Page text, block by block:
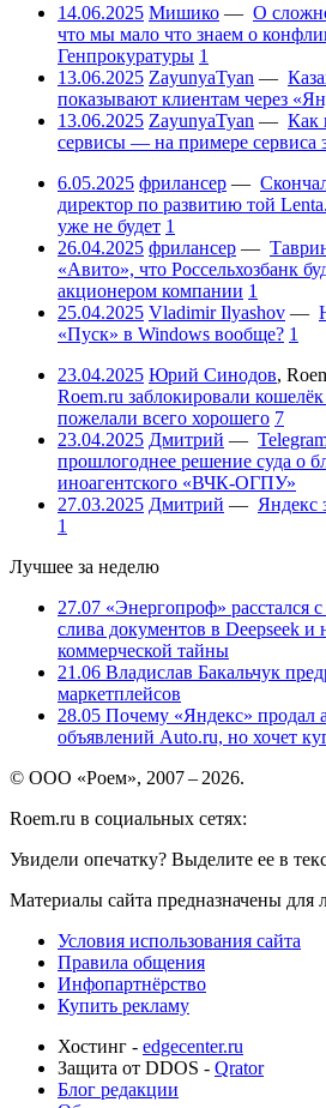
14.06.2025 Мишико — О
что мы мало что знаем о
Генпрокуратуры 1
13.06.2025 ZayunyaTyan —
показывают клиентам через
13.06.2025 ZayunyaTyan — Как
сервисы — на примере сервиса
6.05.2025 фрилансер —
директор по развитию той
уже не будет 1
26.04.2025 фрилансер —
«Авито», что Россельхозбанк
акционером компании 1
25.04.2025 Vladimir Ilyashov —
«Пуск» в Windows вообще? 1
23.04.2025 Юрий Синодов,
Roem.ru заблокировали
пожелали всего хорошего 7
23.04.2025 Дмитрий —
прошлогоднее решение суда о
иноагентского «ВЧК-ОГПУ»
27.03.2025 Дмитрий — Яндекс
1
Лучшее за неделю
27.07 «Энергопроф» расстался
слива документов в Deepseek
коммерческой тайны
21.06 Владислав Бакальчук
маркетплейсов
28.05 Почему «Яндекс» продал
объявлений Auto.ru, но хочет
© ООО «Роем», 2007 – 2026.
Roem.ru в социальных сетях:
Увидели опечатку? Выделите ее в
Материалы сайта предназначены для
Условия использования сайта
Правила общения
Инфопартнёрство
Купить рекламу
Хостинг - edgecenter.ru
Защита от DDOS - Qrator
Блог редакции